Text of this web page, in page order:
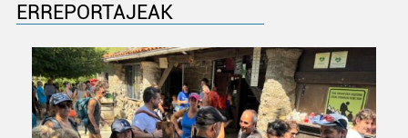
ERREPORTAJEAK